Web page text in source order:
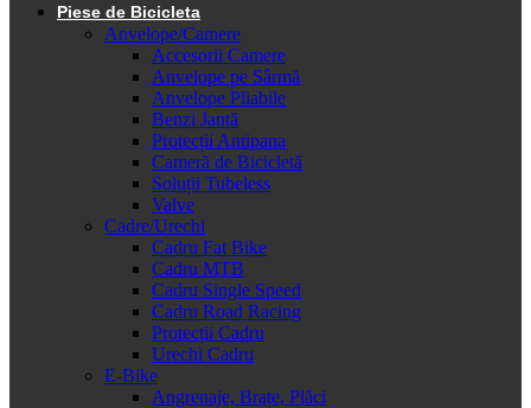
Piese de Bicicleta
Anvelope/Camere
Accesorii Camere
Anvelope pe Sârmă
Anvelope Pliabile
Benzi Jantă
Protecții Antipana
Cameră de Bicicletă
Soluții Tubeless
Valve
Cadre/Urechi
Cadru Fat Bike
Cadru MTB
Cadru Single Speed
Cadru Road Racing
Protecții Cadru
Urechi Cadru
E-Bike
Angrenaje, Brațe, Plăci